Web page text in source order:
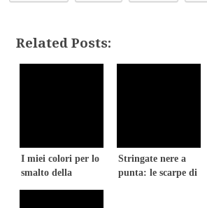
Related Posts:
I miei colori per lo
smalto della
Stringate nere a
punta: le scarpe di